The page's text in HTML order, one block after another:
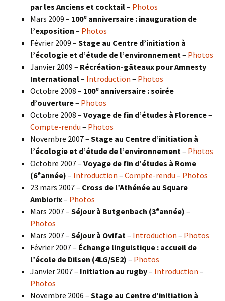
par les Anciens et cocktail– Photos
Mars 2009 – 100e anniversaire : inauguration de
l’exposition – Photos
Février 2009 – Stage au Centre d’initiation à
l’écologie et d’étude de l’environnement – Photos
Janvier 2009 – Récréation-gâteaux pour Amnesty
International– Introduction – Photos
Octobre 2008 – 100e anniversaire : soirée
d’ouverture– Photos
Octobre 2008 – Voyage de fin d’études à Florence–
Compte-rendu – Photos
Novembre 2007 – Stage au Centre d’initiation à
l’écologie et d’étude de l’environnement – Photos
Octobre 2007 – Voyage de fin d’études à Rome
(6eannée) – Introduction – Compte-rendu – Photos
23 mars 2007 – Cross de l’Athénée au Square
Ambiorix– Photos
Mars 2007 – Séjour à Butgenbach (3eannée) –
Photos
Mars 2007 – Séjour à Ovifat – Introduction – Photos
Février 2007 – Échange linguistique : accueil de
l’école de Dilsen (4LG/SE2) – Photos
Janvier 2007 – Initiation au rugby– Introduction –
Photos
Novembre 2006 – Stage au Centre d’initiation à